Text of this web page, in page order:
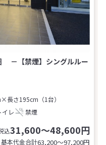
－【禁煙】シングルルー
長さ195cm（1台）
イレ 禁煙
込31,600～48,600円
基本代金合計63,200〜97,200円